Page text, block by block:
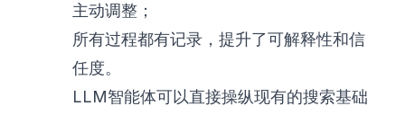
主动调整；
所有过程都有记录，提升了可解释性和信
任度。
LLM智能体可以直接操纵现有的搜索基础